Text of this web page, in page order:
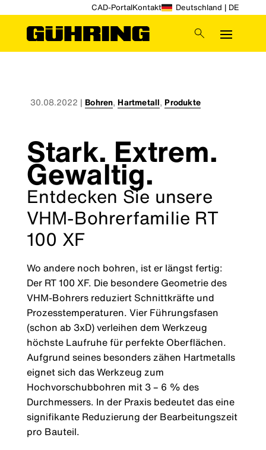
CAD-PortalKontakt Deutschland | DE
30.08.2022 |Bohren,Hartmetall,Produkte
Stark. Extrem.
Gewaltig.
Entdecken Sie unsere
VHM-Bohrerfamilie RT
100 XF
Wo andere noch bohren, ist er längst fertig:
Der RT 100 XF. Die besondere Geometrie des
VHM-Bohrers reduziert Schnittkräfte und
Prozesstemperaturen. Vier Führungsfasen
(schon ab 3xD) verleihen dem Werkzeug
höchste Laufruhe für perfekte Oberflächen.
Aufgrund seines besonders zähen Hartmetalls
eignet sich das Werkzeug zum
Hochvorschubbohren mit 3 – 6 % des
Durchmessers. In der Praxis bedeutet das eine
signifikante Reduzierung der Bearbeitungszeit
pro Bauteil.